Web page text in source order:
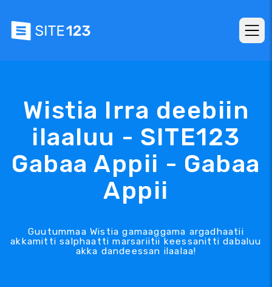
Wistia Irra deebiin
ilaaluu - SITE123
Gabaa Appii - Gabaa
Appii
Guutummaa Wistia gamaaggama argadhaatii
akkamitti salphaatti marsariitii keessanitti dabaluu
akka dandeessan ilaalaa!